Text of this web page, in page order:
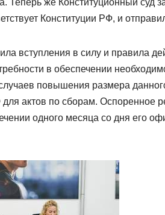
Теперь же Конституционный суд
Конституции РФ, и
вступления в силу и правила
в обеспечении
повышения размера
актов по сборам. Оспоренное
одного месяца со дня его